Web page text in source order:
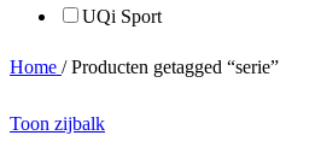
UQi Sport
Home / Producten getagged “serie”
Toon zijbalk